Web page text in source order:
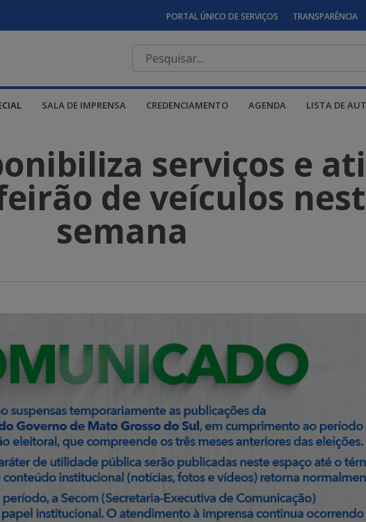
PORTAL ÚNICO DE SERVIÇOS TRANSPARÊNCIA
SALA DE IMPRENSA CREDENCIAMENTO AGENDA LISTA DE
serviços e
de veículos
semana